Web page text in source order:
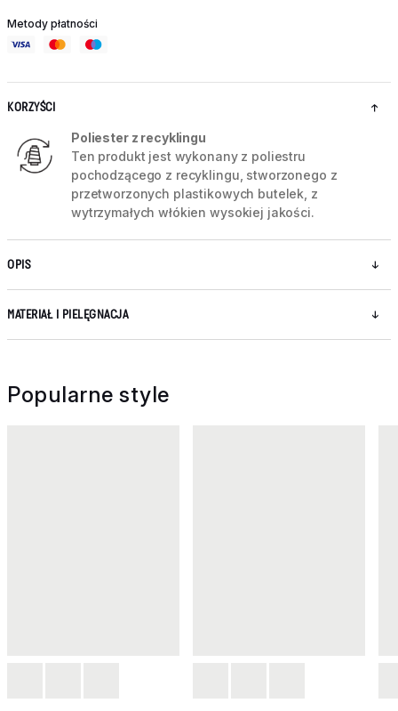
Metody płatności
KORZYŚCI
Poliester z recyklingu
Ten produkt jest wykonany z poliestru
pochodzącego z recyklingu, stworzonego z
przetworzonych plastikowych butelek, z
wytrzymałych włókien wysokiej jakości.
OPIS
MATERIAŁ I PIELĘGNACJA
Popularne style